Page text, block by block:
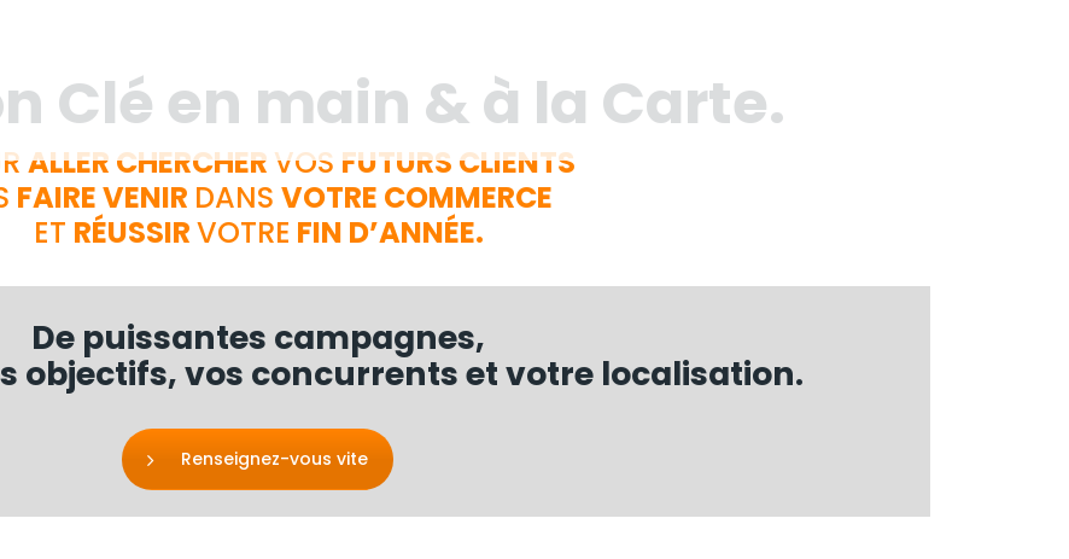
LA SOLUTION POUR
VOTRE POINT DE VENTE
LUDIFICATION
UN PEU PLUS
LE BLOG
CONTACT
Clé en main & à la Carte.
ALLER CHERCHER VOS FUTURS CLIENTS
FAIREVENIR DANS VOTRE COMMERCE
ET RÉUSSIRVOTRE FIN D’ANNÉE.
De puissantes campagnes,
objectifs, vos concurrents et votre localisation.
Renseignez-vous vite